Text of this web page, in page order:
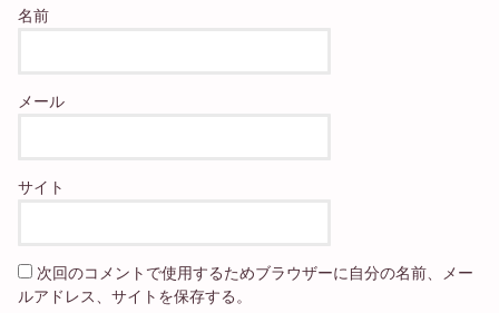
名前
メール
サイト
次回のコメントで使用するためブラウザーに自分の名前、メー
ルアドレス、サイトを保存する。